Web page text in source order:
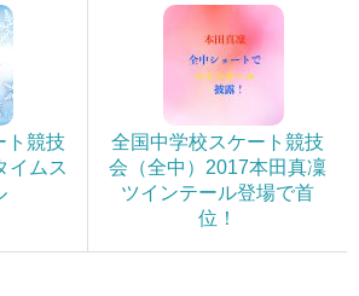
ト競技
イムス
全国中学校スケート競技
会（全中）2017本田真凜
ツインテール登場で首
位！